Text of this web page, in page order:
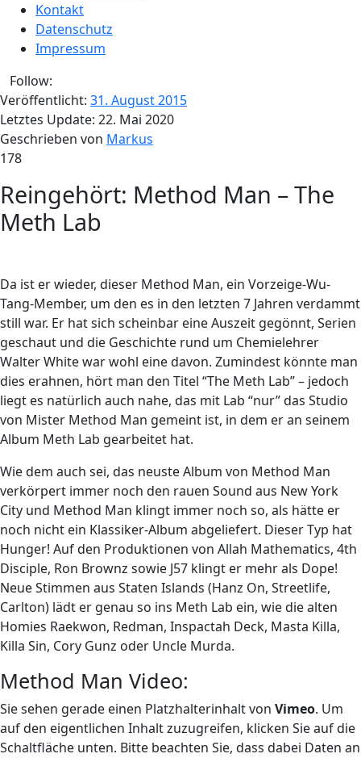
Kontakt
Datenschutz
Impressum
Follow:
Veröffentlicht: 31. August 2015
Letztes Update: 22. Mai 2020
Geschrieben von Markus
178
Reingehört: Method Man – The
Meth Lab
Da ist er wieder, dieser Method Man, ein Vorzeige-Wu-
Tang-Member, um den es in den letzten 7 Jahren verdammt
still war. Er hat sich scheinbar eine Auszeit gegönnt, Serien
geschaut und die Geschichte rund um Chemielehrer
Walter White war wohl eine davon. Zumindest könnte man
dies erahnen, hört man den Titel “The Meth Lab” – jedoch
liegt es natürlich auch nahe, das mit Lab “nur” das Studio
von Mister Method Man gemeint ist, in dem er an seinem
Album Meth Lab gearbeitet hat.
Wie dem auch sei, das neuste Album von Method Man
verkörpert immer noch den rauen Sound aus New York
City und Method Man klingt immer noch so, als hätte er
noch nicht ein Klassiker-Album abgeliefert. Dieser Typ hat
Hunger! Auf den Produktionen von Allah Mathematics, 4th
Disciple, Ron Brownz sowie J57 klingt er mehr als Dope!
Neue Stimmen aus Staten Islands (Hanz On, Streetlife,
Carlton) lädt er genau so ins Meth Lab ein, wie die alten
Homies Raekwon, Redman, Inspactah Deck, Masta Killa,
Killa Sin, Cory Gunz oder Uncle Murda.
Method Man Video:
Sie sehen gerade einen Platzhalterinhalt von Vimeo. Um
auf den eigentlichen Inhalt zuzugreifen, klicken Sie auf die
Schaltfläche unten. Bitte beachten Sie, dass dabei Daten an